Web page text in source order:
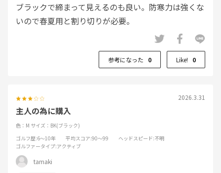
ブラックで締まって見えるのも良い。防寒力は強くな
いので春夏用と割り切りが必要。
参考になった 0 Like! 0
2026.3.31
主人の為に購入
色：M サイズ：BK(ブラック)
ゴルフ歴:6～10年 平均スコア:90～99 ヘッドスピード:不明
ゴルファータイプ:アクティブ
tamaki